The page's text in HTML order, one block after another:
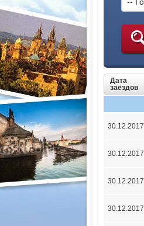
Дата
заездов
30.12.2017
30.12.2017
30.12.2017
30.12.2017